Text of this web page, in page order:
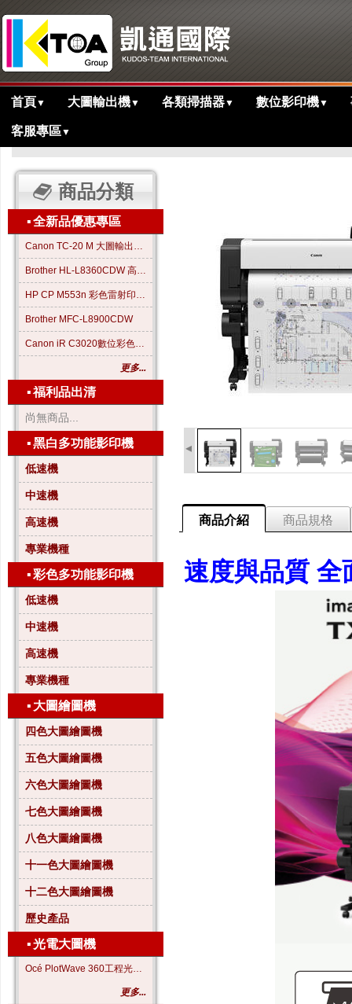
首頁▼ 大圖輸出機▼ 各類掃描器▼ 數位影印機▼
客服專區▼
主目錄
商品分類
▪全新品優惠專區
Canon TC-20 M 大圖輸出繪圖機
Brother HL-L8360CDW 高效彩色雷射印表機
HP CP M553n 彩色雷射印表機
Brother MFC-L8900CDW
Canon iR C3020數位彩色影印機
更多...
▪福利品出清
尚無商品...
▪黑白多功能影印機
低速機
中速機
高速機
專業機種
▪彩色多功能影印機
低速機
中速機
高速機
專業機種
▪ 大圖繪圖機
四色大圖繪圖機
五色大圖繪圖機
六色大圖繪圖機
七色大圖繪圖機
八色大圖繪圖機
十一色大圖繪圖機
十二色大圖繪圖機
歷史產品
▪光電大圖機
Océ PlotWave 360工程光電大圖機
更多...
◂
商品介紹 商品規格
速度與品質 全